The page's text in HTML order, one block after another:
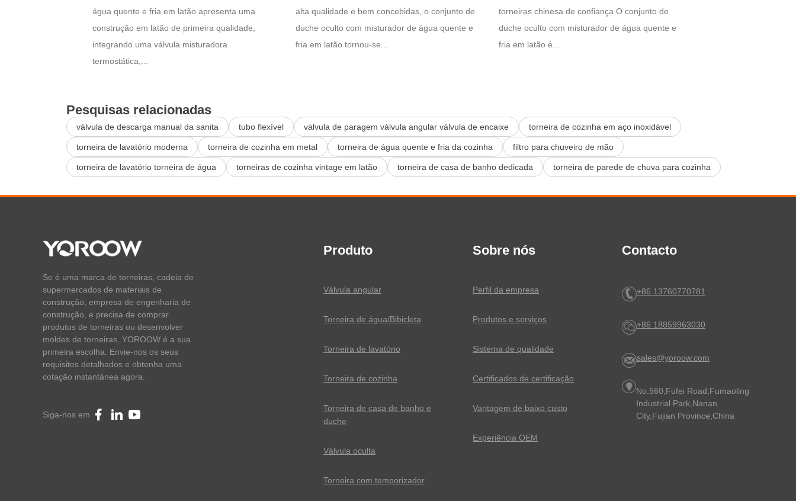
água quente e fria em latão apresenta uma
construção em latão de primeira qualidade,
integrando uma válvula misturadora
termostática,...
alta qualidade e bem concebidas, o conjunto de
duche oculto com misturador de água quente e
fria em latão tornou-se...
torneiras chinesa de confiança O conjunto de
duche oculto com misturador de água quente e
fria em latão é...
Pesquisas relacionadas
válvula de descarga manual da sanita tubo flexível válvula de paragem válvula angular válvula de encaixe torneira de cozinha em aço inoxidável
torneira de lavatório moderna torneira de cozinha em metal torneira de água quente e fria da cozinha filtro para chuveiro de mão
torneira de lavatório torneira de água torneiras de cozinha vintage em latão torneira de casa de banho dedicada torneira de parede de chuva para cozinha
Se é uma marca de torneiras, cadeia de
supermercados de materiais de
construção, empresa de engenharia de
construção, e precisa de comprar
produtos de torneiras ou desenvolver
moldes de torneiras, YOROOW é a sua
primeira escolha. Envie-nos os seus
requisitos detalhados e obtenha uma
cotação instantânea agora.
Siga-nos em
Produto
Válvula angular
Torneira de água/Bibicleta
Torneira de lavatório
Torneira de cozinha
Torneira de casa de banho e
duche
Válvula oculta
Torneira com temporizador
Sobre nós
Perfil da empresa
Produtos e serviços
Sistema de qualidade
Certificados de certificação
Vantagem de baixo custo
Experiência OEM
Contacto
+86 13760770781
+86 18859963030
sales@yoroow.com
No.560,Fufei Road,Fumaoling
Industrial Park,Nanan
City,Fujian Province,China